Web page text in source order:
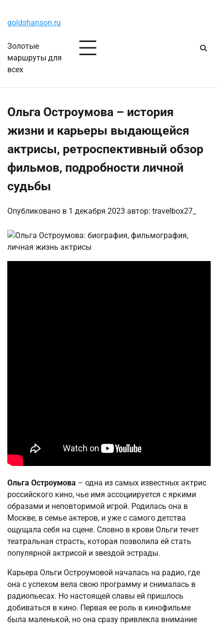
содержимому
goldshanson.ru
Золотые
маршруты для
всех
Ольга Остроумова – история
жизни и карьеры выдающейся
актрисы, ретроспективный обзор
фильмов, подробности личной
судьбы
Опубликовано в 1 декабря 2023 автор: travelbox27_
Ольга Остроумова – одна из самых известных актрис
российского кино, чье имя ассоциируется с яркими
образами и неповторимой игрой. Родилась она в
Москве, в семье актеров, и уже с самого детства
ощущала себя на сцене. Словно в крови Ольги течет
театральная страсть, которая позволила ей стать
популярной актрисой и звездой эстрады.
Карьера Ольги Остроумовой началась на радио, где
она с успехом вела свою программу и снималась в
радиопьесах. Но настоящей славы ей пришлось
добиваться в кино. Первая ее роль в кинофильме
была маленькой, но она сразу привлекла внимание